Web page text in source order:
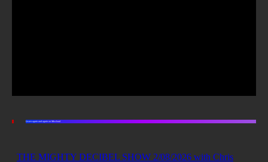
Listen again and again on Mixcloud